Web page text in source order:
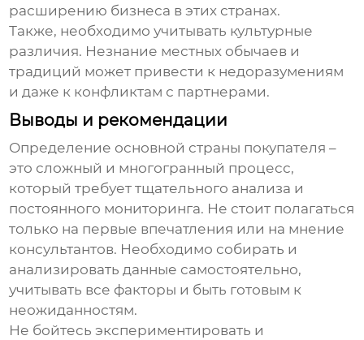
расширению бизнеса в этих странах.
Также, необходимо учитывать культурные
различия. Незнание местных обычаев и
традиций может привести к недоразумениям
и даже к конфликтам с партнерами.
Выводы и рекомендации
Определение основной страны покупателя –
это сложный и многогранный процесс,
который требует тщательного анализа и
постоянного мониторинга. Не стоит полагаться
только на первые впечатления или на мнение
консультантов. Необходимо собирать и
анализировать данные самостоятельно,
учитывать все факторы и быть готовым к
неожиданностям.
Не бойтесь экспериментировать и